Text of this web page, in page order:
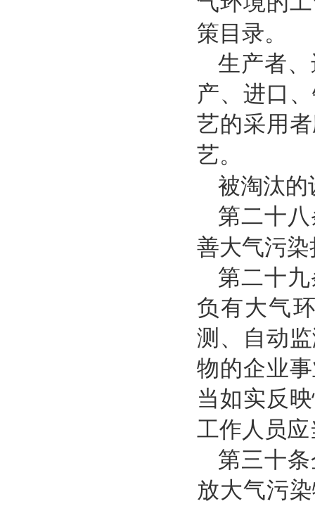
策目录。
生产者
产、进口
艺的采用
艺。
被淘汰的
第二十
善大气污
第二十
负有大气
测、自动
物的企业
当如实反
工作人员
第三十
放大气污